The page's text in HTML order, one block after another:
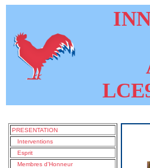
PRESENTATION
Interventions
Esprit
Membres d'Honneur